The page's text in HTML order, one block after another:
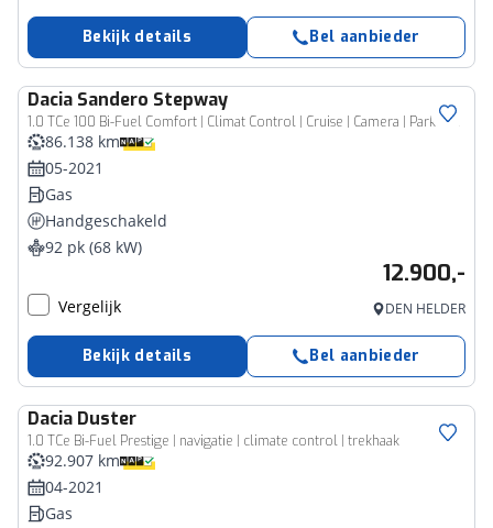
Bekijk details Bel aanbieder
Dacia Sandero Stepway
1.0 TCe 100 Bi-Fuel Comfort | Climat Control | Cruise | Camera | Parkeersensoren |
86.138 km
05-2021
Gas
Handgeschakeld
92 pk (68 kW)
12.900,-
Vergelijk DEN HELDER
Bekijk details Bel aanbieder
Dacia Duster
1.0 TCe Bi-Fuel Prestige | navigatie | climate control | trekhaak
92.907 km
04-2021
Gas